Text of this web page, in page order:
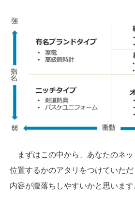
まずはこの中から、あなたのネ
位置するかのアタリをつけていた
内容が腹落ちしやすいかと思います